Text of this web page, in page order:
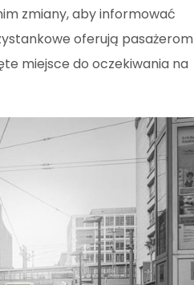
zmiany, aby informować
oferują pasażerom
miejsce do oczekiwania na